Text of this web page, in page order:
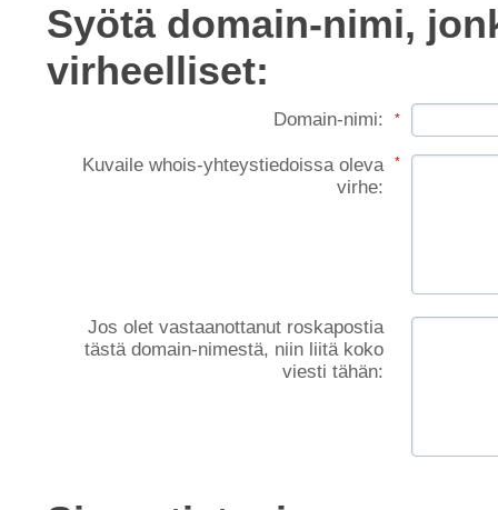
Syötä domain-nimi,
virheelliset:
Domain-nimi: *
Kuvaile whois-yhteystiedoissa oleva
virhe:
*
Jos olet vastaanottanut roskapostia
tästä domain-nimestä, niin liitä koko
viesti tähän: